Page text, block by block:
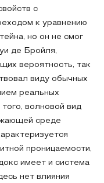
с
к уравнению
но он не смог
де Бройля,
вероятность, так
виду обычных
реальных
волновой вид
среде
проницаемости,
имеет и система
нет влияния